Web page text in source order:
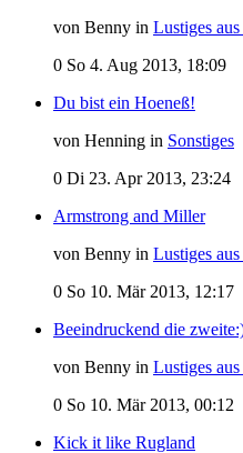
von Benny in Lustiges
0 So 4. Aug 2013, 18:09
Du bist ein Hoeneß!
von Henning in Sonstiges
0 Di 23. Apr 2013, 23:24
Armstrong and Miller
von Benny in Lustiges
0 So 10. Mär 2013, 12:17
Beeindruckend die
von Benny in Lustiges
0 So 10. Mär 2013, 00:12
Kick it like Rugland